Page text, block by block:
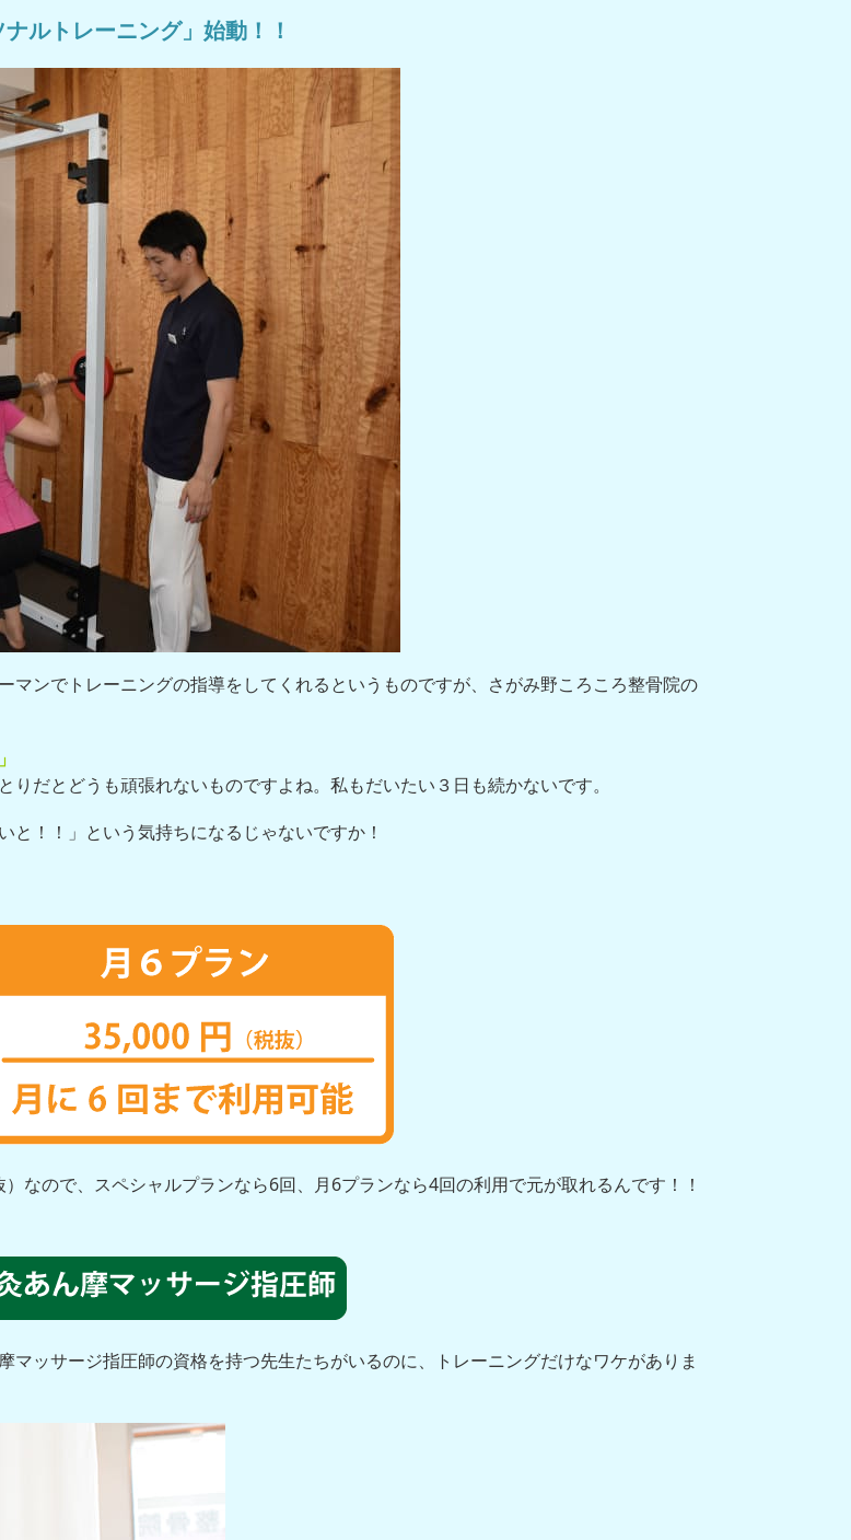
ルトレーニング」始動！！
ンでトレーニングの指導をしてくれるというものですが、さがみ野ころころ整骨院の
だとどうも頑張れないものですよね。私もだいたい３日も続かないです。
！！」という気持ちになるじゃないですか！
なので、スペシャルプランなら6回、月6プランなら4回の利用で元が取れるんです！！
ッサージ指圧師の資格を持つ先生たちがいるのに、トレーニングだけなワケがありま